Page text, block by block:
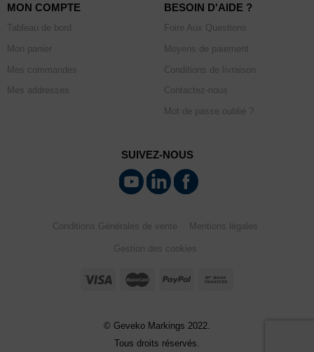
MON COMPTE
Tableau de bord
Mon panier
Mes commandes
Mes addresses
BESOIN D'AIDE ?
Foire Aux Questions
Moyens de paiement
Conditions de livraison
Contactez-nous
Mot de passe oublié ?
SUIVEZ-NOUS
Conditions Générales de vente Mentions légales
Gestion des cookies
© Geveko Markings 2022.
Tous droits réservés.